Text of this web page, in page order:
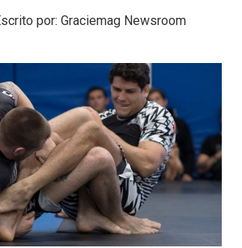
por: Graciemag Newsroom